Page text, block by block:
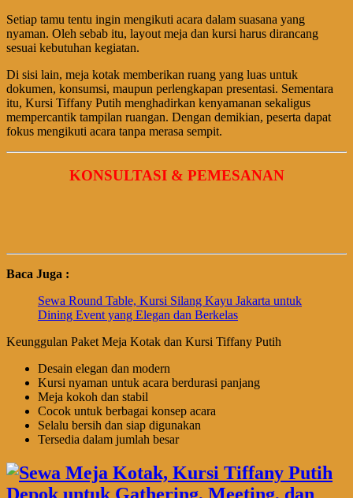
Setiap tamu tentu ingin mengikuti acara dalam suasana yang
nyaman. Oleh sebab itu, layout meja dan kursi harus dirancang
sesuai kebutuhan kegiatan.
Di sisi lain, meja kotak memberikan ruang yang luas untuk
dokumen, konsumsi, maupun perlengkapan presentasi. Sementara
itu, Kursi Tiffany Putih menghadirkan kenyamanan sekaligus
mempercantik tampilan ruangan. Dengan demikian, peserta dapat
fokus mengikuti acara tanpa merasa sempit.
KONSULTASI & PEMESANAN
Baca Juga :
Sewa Round Table, Kursi Silang Kayu Jakarta untuk
Dining Event yang Elegan dan Berkelas
Keunggulan Paket Meja Kotak dan Kursi Tiffany Putih
Desain elegan dan modern
Kursi nyaman untuk acara berdurasi panjang
Meja kokoh dan stabil
Cocok untuk berbagai konsep acara
Selalu bersih dan siap digunakan
Tersedia dalam jumlah besar